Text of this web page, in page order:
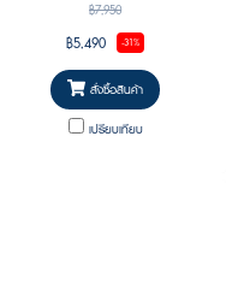
และ streetwear ยุคใหม่
฿7,950
฿5,490 -31%
สั่งซื้อสินค้า
เปรียบเทียบ